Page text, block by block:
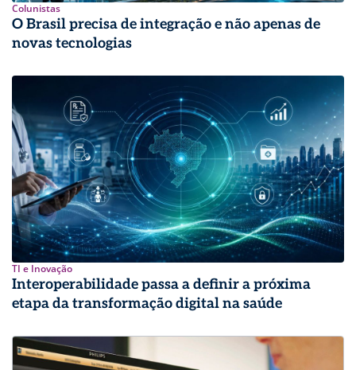
Colunistas
O Brasil precisa de integração e não apenas de
novas tecnologias
TI e Inovação
Interoperabilidade passa a definir a próxima
etapa da transformação digital na saúde